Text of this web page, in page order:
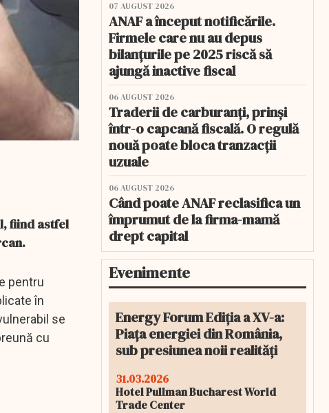
fiind astfel
pentru
în
se
cu
07 AUGUST 2026
ANAF a început notificările.
Firmele care nu au depus
bilanțurile pe 2025 riscă să
ajungă inactive fiscal
06 AUGUST 2026
Traderii de carburanți, prinși
într-o capcană fiscală. O regulă
nouă poate bloca tranzacții
uzuale
06 AUGUST 2026
Când poate ANAF reclasifica un
împrumut de la firma-mamă
drept capital
Evenimente
Energy Forum Ediția a XV-a:
Piața energiei din România,
sub presiunea noii realități
31.03.2026
Hotel Pullman Bucharest World
Trade Center